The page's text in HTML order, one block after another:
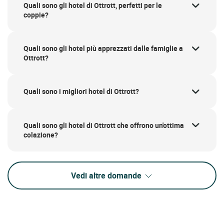
Quali sono gli hotel di Ottrott, perfetti per le
coppie?
Quali sono gli hotel più apprezzati dalle famiglie a
Ottrott?
Quali sono i migliori hotel di Ottrott?
Quali sono gli hotel di Ottrott che offrono un'ottima
colazione?
Vedi altre domande